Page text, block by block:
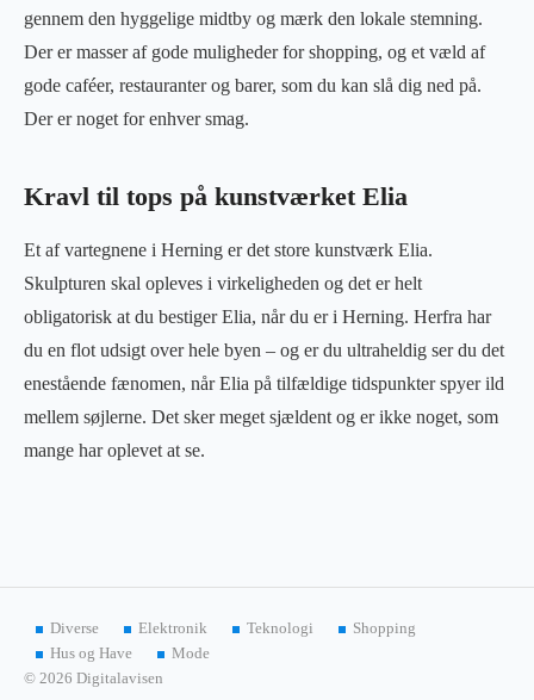
gennem den hyggelige midtby og mærk den lokale stemning.
Der er masser af gode muligheder for shopping, og et væld af
gode caféer, restauranter og barer, som du kan slå dig ned på.
Der er noget for enhver smag.
Kravl til tops på kunstværket Elia
Et af vartegnene i Herning er det store kunstværk Elia.
Skulpturen skal opleves i virkeligheden og det er helt
obligatorisk at du bestiger Elia, når du er i Herning. Herfra har
du en flot udsigt over hele byen – og er du ultraheldig ser du det
enestående fænomen, når Elia på tilfældige tidspunkter spyer ild
mellem søjlerne. Det sker meget sjældent og er ikke noget, som
mange har oplevet at se.
Diverse Elektronik Teknologi
Shopping
Hus og Have
Mode
© 2026 Digitalavisen